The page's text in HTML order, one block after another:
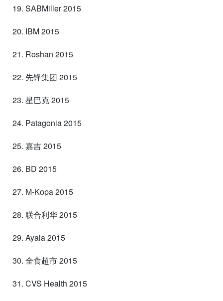
19. SABMiller 2015
20. IBM 2015
21. Roshan 2015
22. 先锋集团 2015
23. 星巴克 2015
24. Patagonia 2015
25. 嘉吉 2015
26. BD 2015
27. M-Kopa 2015
28. 联合利华 2015
29. Ayala 2015
30. 全食超市 2015
31. CVS Health 2015